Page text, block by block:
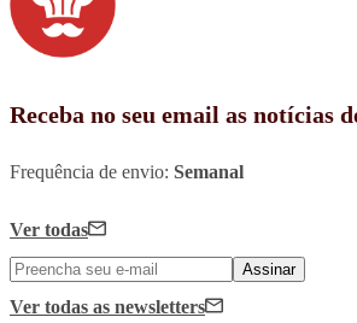
Receba no seu email as notícias
Frequência de envio: Semanal
Ver todas
Assinar
Ver todas as newsletters